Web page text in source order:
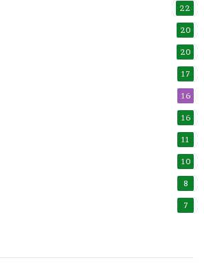
22
20
20
17
16
16
11
10
8
7